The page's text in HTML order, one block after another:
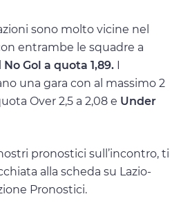
sono molto vicine nel
entrambe le squadre a
No Gol a quota 1,89.
una gara con al massimo 2
Over 2,5 a 2,08 e Under
pronostici sull’incontro, ti
alla scheda su Lazio-
Pronostici.